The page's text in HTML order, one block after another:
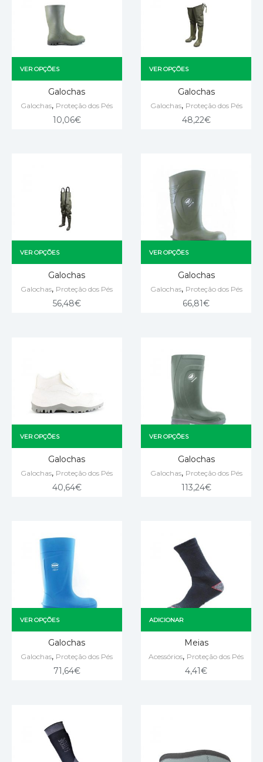
VER OPÇÕES
Galochas
Galochas, Proteção dos Pés
10,06€
VER OPÇÕES
Galochas
Galochas, Proteção dos Pés
48,22€
VER OPÇÕES
Galochas
Galochas, Proteção dos Pés
56,48€
VER OPÇÕES
Galochas
Galochas, Proteção dos Pés
66,81€
VER OPÇÕES
Galochas
Galochas, Proteção dos Pés
40,64€
VER OPÇÕES
Galochas
Galochas, Proteção dos Pés
113,24€
VER OPÇÕES
Galochas
Galochas, Proteção dos Pés
71,64€
ADICIONAR
Meias
Acessórios, Proteção dos Pés
4,41€